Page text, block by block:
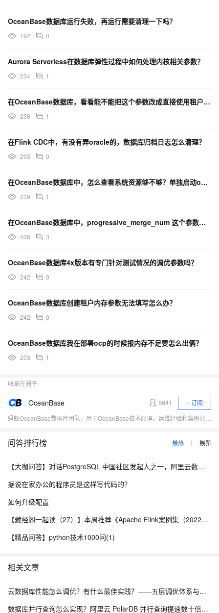
OceanBase数据库运行失败，再运行需要清理一下吗？
192 0
Aurora Serverless在数据库弹性过程中如何处理内核相关参数？
234 1
在OceanBase数据库，看看能不能把这个参数改成直接使用租户设置的值？
238 1
在Flink CDC中，有没有弄oracle的，数据库归档日志怎么清理？
293 0
在OceanBase数据库中，怎么查看系统资源够不够？单独启动observer-ce，提示没这个参数
239 1
在OceanBase数据库中，progressive_merge_num 这个参数是多少呢？
408 3
OceanBase数据库4x版本有专门针对测试情况的调优参数吗？
242 0
OceanBase数据库创建租户内存参数无法填写怎么办？
242 0
OceanBase数据库我在部署ocp的时候报内存不足要怎么出俩？
203 1
收录在圈子:
OceanBase 5641
+ 订阅
问答排行榜 最热 最新
【大咖问答】对话PostgreSQL 中国社区发起人之一，阿里云数据库高级专家 德哥
据说在家办公的程序员是这样写代码的？
如何升级配置
【藏经阁一起读（27）】本周推荐《Apache Flink案例集（2022版）》，你有哪些心得？
【精品问答】python技术1000问(1)
相关文章
云数据库性能怎么调优？有什么最佳实践？——五层调优体系与阿里云 RDS 实战
数据库并行查询怎么实现？阿里云 PolarDB 并行查询提速数十倍解析